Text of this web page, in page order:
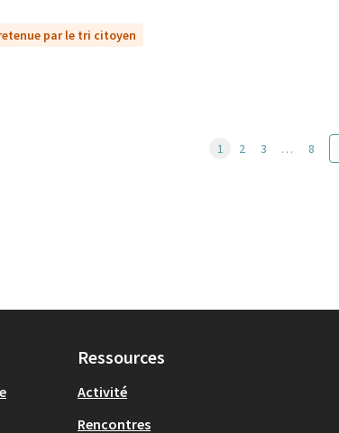
par le tri citoyen
1 2 3 … 8
Ressources
Activité
Rencontres